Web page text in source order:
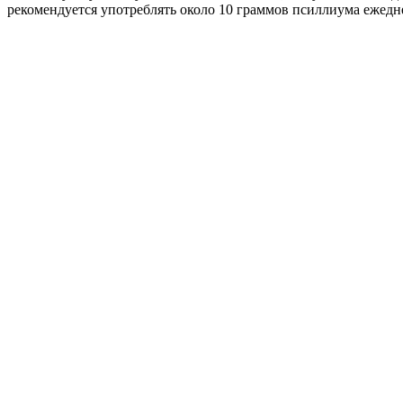
рекомендуется употреблять около 10 граммов псиллиума